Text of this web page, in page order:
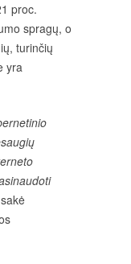
proc.
spragų, o
turinčių
yra